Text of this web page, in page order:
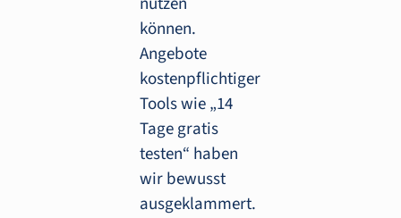
können.
Angebote
kostenpflichtiger
Tools wie „14
Tage gratis
testen“ haben
wir bewusst
ausgeklammert.